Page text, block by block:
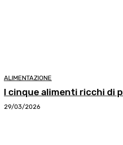
ALIMENTAZIONE
I cinque alimenti ricchi di
29/03/2026